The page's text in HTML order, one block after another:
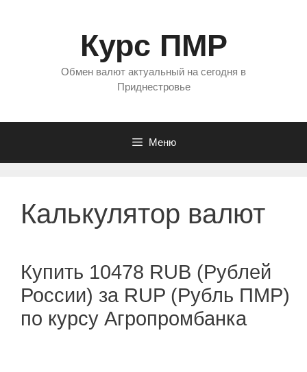
Курс ПМР
Обмен валют актуальный на сегодня в
Приднестровье
Меню
Калькулятор валют
Купить 10478 RUB (Рублей
России) за RUP (Рубль ПМР)
по курсу Агропромбанка